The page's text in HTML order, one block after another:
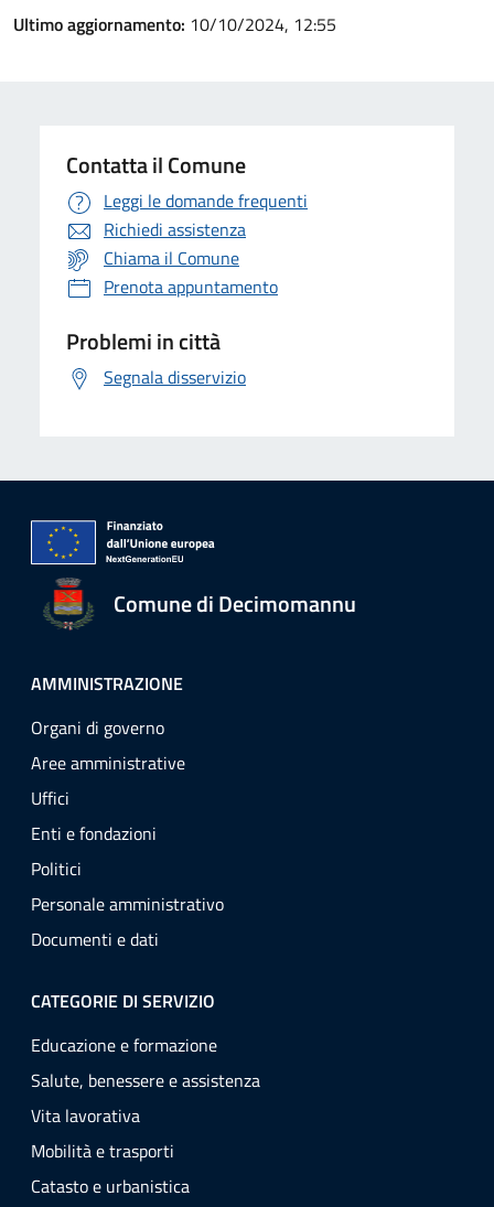
Ultimo aggiornamento: 10/10/2024, 12:55
Contatta il Comune
Leggi le domande frequenti
Richiedi assistenza
Chiama il Comune
Prenota appuntamento
Problemi in città
Segnala disservizio
Comune di Decimomannu
AMMINISTRAZIONE
Organi di governo
Aree amministrative
Uffici
Enti e fondazioni
Politici
Personale amministrativo
Documenti e dati
CATEGORIE DI SERVIZIO
Educazione e formazione
Salute, benessere e assistenza
Vita lavorativa
Mobilità e trasporti
Catasto e urbanistica